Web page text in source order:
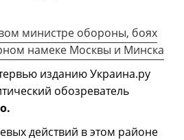
министре обороны, боях
намеке Москвы и Минска
изданию Украина.ру
обозреватель
действий в этом районе